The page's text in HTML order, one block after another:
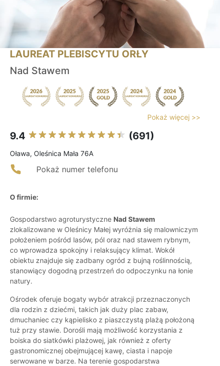
LAUREAT PLEBISCYTU ORŁY
Nad Stawem
Pokaż więcej >>
9.4 (691)
Oława, Oleśnica Mała 76A
Pokaż numer telefonu
O firmie:
Gospodarstwo agroturystyczne Nad Stawem
zlokalizowane w Oleśnicy Małej wyróżnia się malowniczym
położeniem pośród lasów, pól oraz nad stawem rybnym,
co wprowadza spokojny i relaksujący klimat. Wokół
obiektu znajduje się zadbany ogród z bujną roślinnością,
stanowiący dogodną przestrzeń do odpoczynku na łonie
natury.
Ośrodek oferuje bogaty wybór atrakcji przeznaczonych
dla rodzin z dziećmi, takich jak duży plac zabaw,
dmuchaniec czy kąpielisko z piaszczystą plażą położoną
tuż przy stawie. Dorośli mają możliwość korzystania z
boiska do siatkówki plażowej, jak również z oferty
gastronomicznej obejmującej kawę, ciasta i napoje
serwowane w barze. Na terenie gospodarstwa